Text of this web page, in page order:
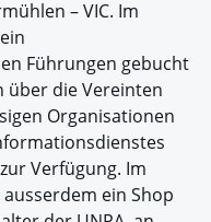
– VIC. Im
Führungen gebucht
über die Vereinten
Organisationen
Verfügung. Im
ein Shop